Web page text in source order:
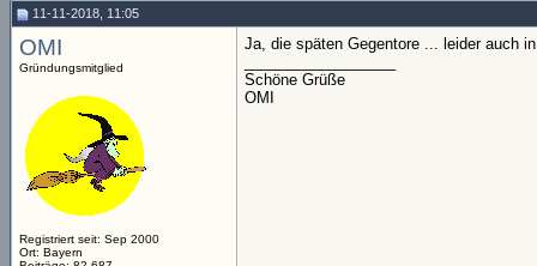
11-11-2018, 11:05
OMI
Gründungsmitglied
Registriert seit: Sep 2000
Ort: Bayern
Ja, die späten Gegentore ... leider auch
Schöne Grüße
OMI